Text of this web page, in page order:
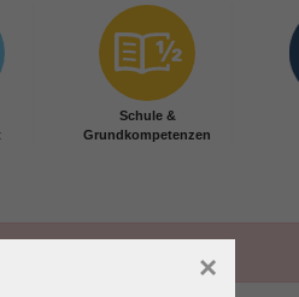
Schule &
Grundkompetenzen
×